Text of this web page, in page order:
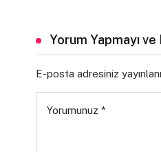
Yorum Yapmayı
E-posta adresiniz
Yorumunuz *